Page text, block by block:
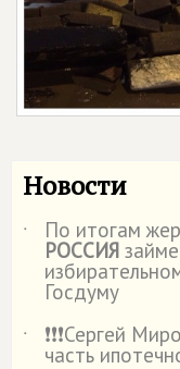
Новости
˙ По итогам
РОССИЯ
Госдуму
˙
❗️❗️❗️Сергей
часть